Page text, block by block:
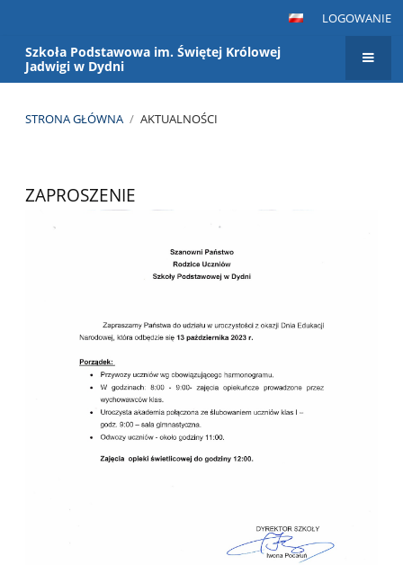
LOGOWANIE
Szkoła Podstawowa im. Świętej Królowej
Jadwigi w Dydni
STRONA GŁÓWNA / AKTUALNOŚCI
ZAPROSZENIE